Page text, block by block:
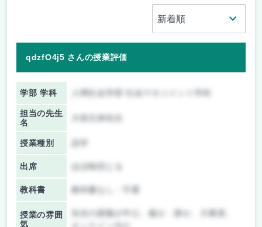
qdzfO4j5 さんの授業評価
学部 学科
担当の先生
名
授業種別
出席 ほぼ毎回とる
教科書 教科書なし・不要
授業の雰囲
気
先生の講義が中心、厳か、静か、大教室、